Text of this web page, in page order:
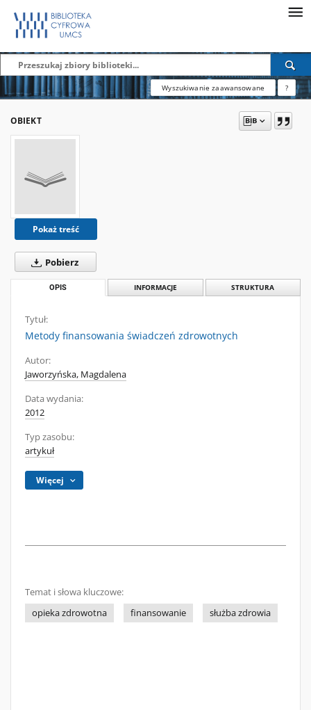
Wyszukiwanie zaawansowane ?
OBIEKT
Pokaż treść
Pobierz
OPIS INFORMACJE STRUKTURA
Tytuł:
Metody finansowania świadczeń zdrowotnych
Autor:
Jaworzyńska, Magdalena
Data wydania:
2012
Typ zasobu:
artykuł
Więcej
Temat i słowa kluczowe:
opieka zdrowotna
finansowanie służba zdrowia